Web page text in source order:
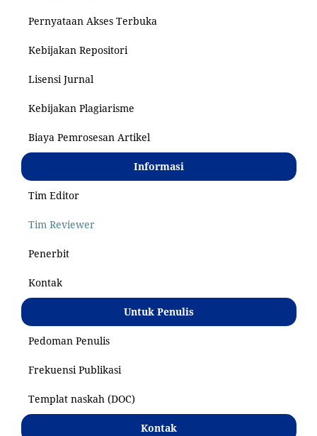
Pernyataan Akses Terbuka
Kebijakan Repositori
Lisensi Jurnal
Kebijakan Plagiarisme
Biaya Pemrosesan Artikel
Informasi
Tim Editor
Tim Reviewer
Penerbit
Kontak
Untuk Penulis
Pedoman Penulis
Frekuensi Publikasi
Templat naskah (DOC)
Kontak